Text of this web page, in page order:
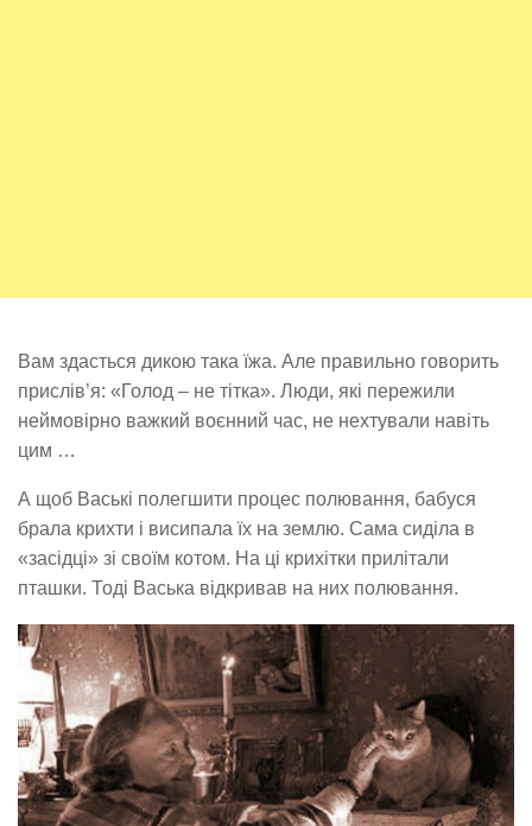
Вам здасться дикою така їжа. Але правильно говорить
прислів’я: «Голод – не тітка». Люди, які пережили
неймовірно важкий воєнний час, не нехтували навіть
цим …
А щоб Ваські полегшити процес полювання, бабуся
брала крихти і висипала їх на землю. Сама сиділа в
«засідці» зі своїм котом. На ці крихітки прилітали
пташки. Тоді Васька відкривав на них полювання.